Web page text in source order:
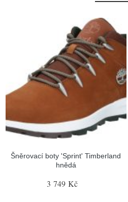
Šněrovací boty 'Sprint' Timberland
hnědá
3 749 Kč